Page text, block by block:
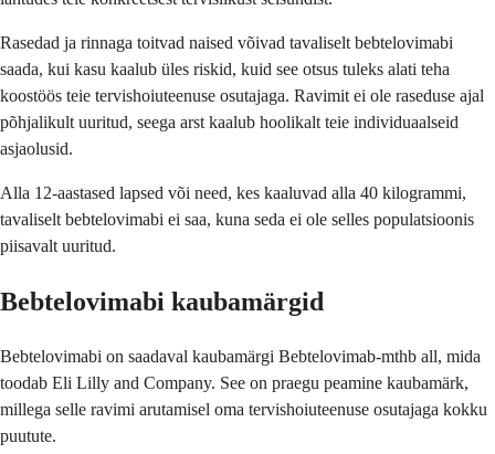
Rasedad ja rinnaga toitvad naised võivad tavaliselt bebtelovimabi
saada, kui kasu kaalub üles riskid, kuid see otsus tuleks alati teha
koostöös teie tervishoiuteenuse osutajaga. Ravimit ei ole raseduse ajal
põhjalikult uuritud, seega arst kaalub hoolikalt teie individuaalseid
asjaolusid.
Alla 12-aastased lapsed või need, kes kaaluvad alla 40 kilogrammi,
tavaliselt bebtelovimabi ei saa, kuna seda ei ole selles populatsioonis
piisavalt uuritud.
Bebtelovimabi kaubamärgid
Bebtelovimabi on saadaval kaubamärgi Bebtelovimab-mthb all, mida
toodab Eli Lilly and Company. See on praegu peamine kaubamärk,
millega selle ravimi arutamisel oma tervishoiuteenuse osutajaga kokku
puutute.